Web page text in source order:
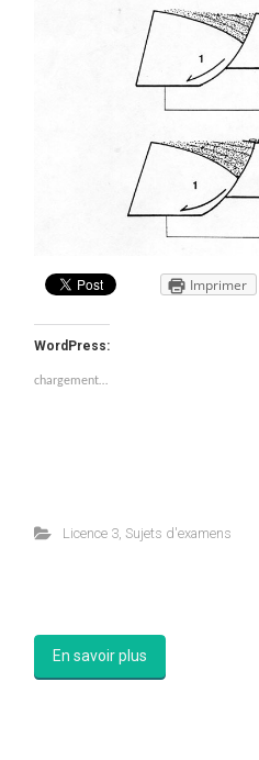
Imprimer
WordPress:
chargement…
Licence 3, Sujets d'examens
En savoir plus